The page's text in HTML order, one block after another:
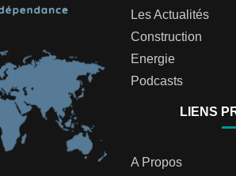
Les Actualités
Construction
Energie
Podcasts
LIENS
A Propos